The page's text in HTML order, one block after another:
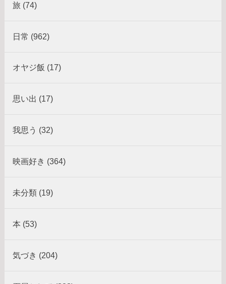
旅 (74)
日常 (962)
オヤジ飯 (17)
思い出 (17)
我思う (32)
映画好き (364)
未分類 (19)
本 (53)
気づき (204)